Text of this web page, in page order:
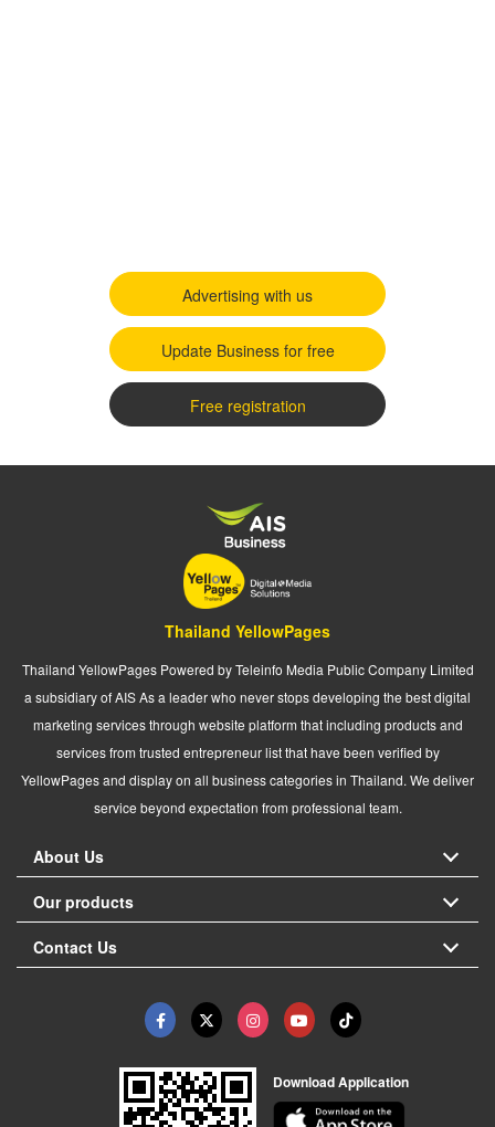
Advertising with us
Update Business for free
Free registration
Thailand YellowPages
Thailand YellowPages Powered by Teleinfo Media Public Company Limited
a subsidiary of AIS As a leader who never stops developing the best digital
marketing services through website platform that including products and
services from trusted entrepreneur list that have been verified by
YellowPages and display on all business categories in Thailand. We deliver
service beyond expectation from professional team.
About Us
Our products
Contact Us
Download Application